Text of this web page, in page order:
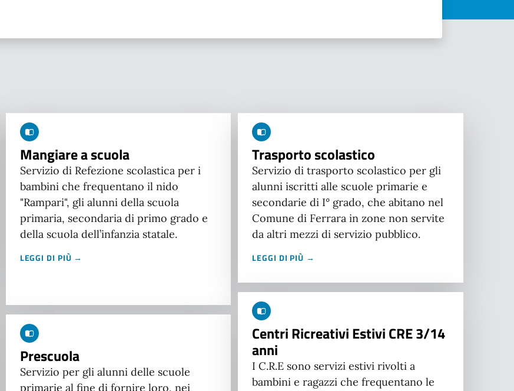
Mangiare a scuola
Servizio di Refezione scolastica per i
bambini che frequentano il nido
"Rampari", gli alunni della scuola
primaria, secondaria di primo grado e
della scuola dell’infanzia statale.
LEGGI DI PIÙ →
Prescuola
Servizio per gli alunni delle scuole
primarie al fine di fornire loro, nei
Trasporto scolastico
Servizio di trasporto scolastico per gli
alunni iscritti alle scuole primarie e
secondarie di I° grado, che abitano nel
Comune di Ferrara in zone non servite
da altri mezzi di servizio pubblico.
LEGGI DI PIÙ →
Centri Ricreativi Estivi CRE 3/14
anni
I C.R.E sono servizi estivi rivolti a
bambini e ragazzi che frequentano le